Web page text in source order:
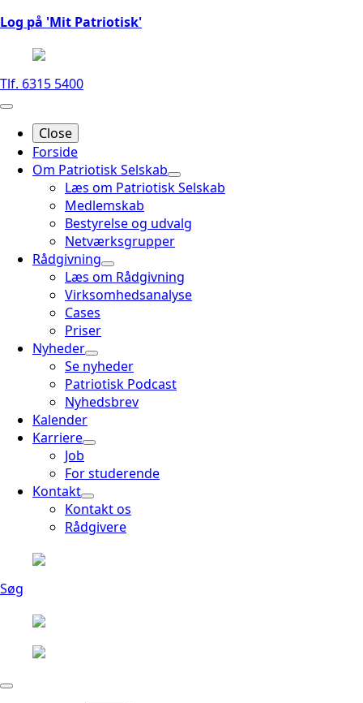
Log på 'Mit Patriotisk'
Tlf. 6315 5400
Close
Forside
Om Patriotisk Selskab
Læs om Patriotisk Selskab
Medlemskab
Bestyrelse og udvalg
Netværksgrupper
Rådgivning
Læs om Rådgivning
Virksomhedsanalyse
Cases
Priser
Nyheder
Se nyheder
Patriotisk Podcast
Nyhedsbrev
Kalender
Karriere
Job
For studerende
Kontakt
Kontakt os
Rådgivere
Søg